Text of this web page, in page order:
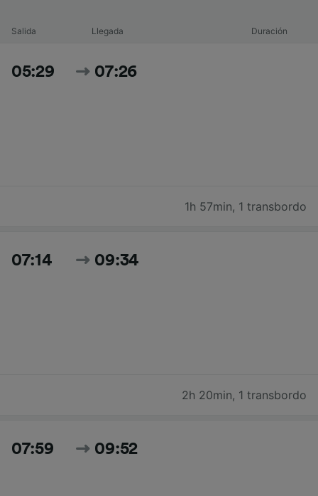
Salida Llegada Duración
05:29 07:26
1h 57min, 1 transbordo
07:14 09:34
2h 20min, 1 transbordo
07:59 09:52